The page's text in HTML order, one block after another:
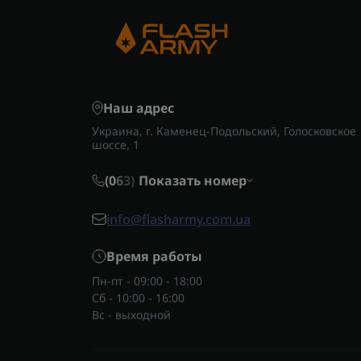
Наш адрес
Украина, г. Каменец-Подольский, Голосковское
шоссе, 1
(063) Показать номер
info@flasharmy.com.ua
Время работы
Пн-пт - 09:00 - 18:00
Сб - 10:00 - 16:00
Вс - выходной